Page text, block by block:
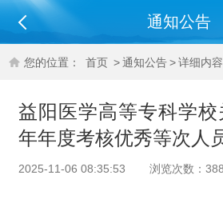
通知公告
您的位置： 首页 >通知公告>详细内容
益阳医学高等专科学
年年度考核优秀等次人
2025-11-06 08:35:53 浏览次数： 388